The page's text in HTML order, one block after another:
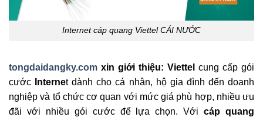
Internet cáp quang Viettel CÁI NƯỚC
tongdaidangky.com xin giới thiệu: Viettel cung cấp gói
cước
Internet dành cho cá nhân, hộ gia đình đến doanh
nghiệp và tổ chức cơ quan với mức giá phù hợp, nhiều ưu
đãi với nhiều gói cước để lựa chọn. Vớicáp quang